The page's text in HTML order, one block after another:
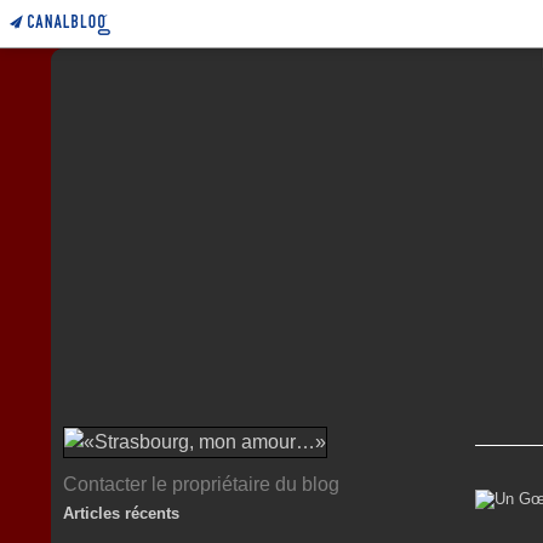
Contacter le propriétaire du blog
Articles récents